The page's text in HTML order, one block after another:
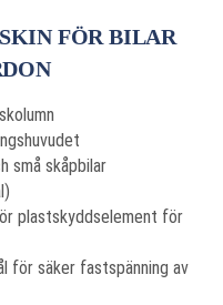
FÖR BILAR
små skåpbilar
plastskyddselement för
för säker fastspänning av